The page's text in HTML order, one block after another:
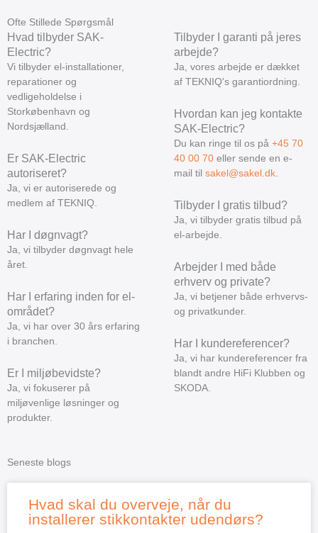
Ofte Stillede Spørgsmål
Hvad tilbyder SAK-
Electric?
Vi tilbyder el-installationer,
reparationer og
vedligeholdelse i
Storkøbenhavn og
Nordsjælland.
Er SAK-Electric
autoriseret?
Ja, vi er autoriserede og
medlem af TEKNIQ.
Har I døgnvagt?
Ja, vi tilbyder døgnvagt hele
året.
Har I erfaring inden for el-
området?
Ja, vi har over 30 års erfaring
i branchen.
Er I miljøbevidste?
Ja, vi fokuserer på
miljøvenlige løsninger og
produkter.
Tilbyder I garanti på jeres
arbejde?
Ja, vores arbejde er dækket
af TEKNIQ's garantiordning.
Hvordan kan jeg kontakte
SAK-Electric?
Du kan ringe til os på+45 70
40 00 70 eller sende en e-
mail tilsakel@sakel.dk.
Tilbyder I gratis tilbud?
Ja, vi tilbyder gratis tilbud på
el-arbejde.
Arbejder I med både
erhverv og private?
Ja, vi betjener både erhvervs-
og privatkunder.
Har I kundereferencer?
Ja, vi har kundereferencer fra
blandt andre HiFi Klubben og
SKODA.
Seneste blogs
Hvad skal du overveje, når du
installerer stikkontakter udendørs?